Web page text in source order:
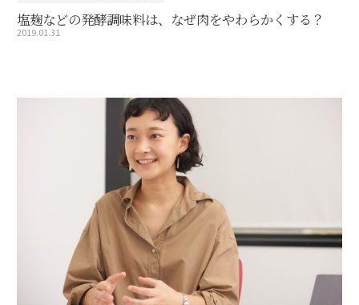
塩麹などの発酵調味料は、なぜ肉をやわらかくする？
2019.01.31